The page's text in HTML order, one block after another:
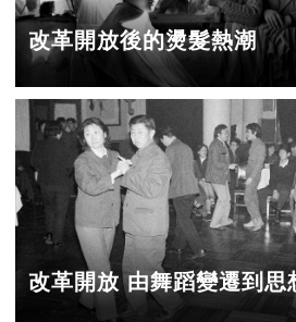
改革開放後的燙髮熱潮
改革開放 由舞蹈變遷到思